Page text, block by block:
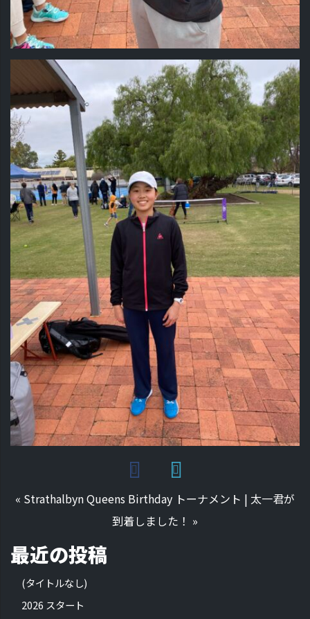
« Strathalbyn Queens Birthday トーナメント | 太一君が
到着しました！ »
最近の投稿
(タイトルなし)
2026 スタート